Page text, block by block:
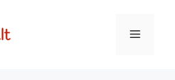
Meniu